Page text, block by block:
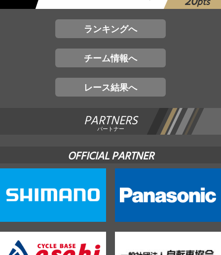
ランキングへ
チーム情報へ
レース結果へ
PARTNERS
パートナー
OFFICIAL PARTNER